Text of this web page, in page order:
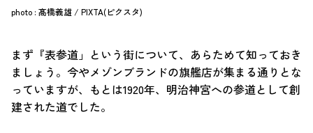
photo : 髙橋義雄 / PIXTA(ピクスタ)
まず『表参道」という街について、あらためて知っておき
ましょう。今やメゾンブランドの旗艦店が集まる通りとな
っていますが、もとは1920年、明治神宮への参道として創
建された道でした。